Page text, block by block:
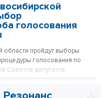
голосования
области пройдут выборы
голосования по
Советов депутатов
не сможет прийти на